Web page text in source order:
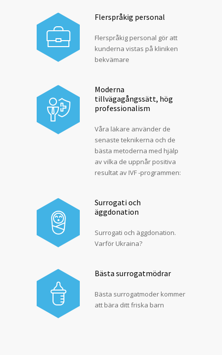
Flerspråkig personal
Flerspråkig personal gör att
kunderna vistas på kliniken
bekvämare
Moderna
tillvägagångssätt, hög
professionalism
Våra läkare använder de
senaste teknikerna och de
bästa metoderna med hjälp
av vilka de uppnår positiva
resultat av IVF -programmen:
Surrogati och
äggdonation
Surrogati och äggdonation.
Varför Ukraina?
Bästa surrogatmödrar
Bästa surrogatmoder kommer
att bära ditt friska barn